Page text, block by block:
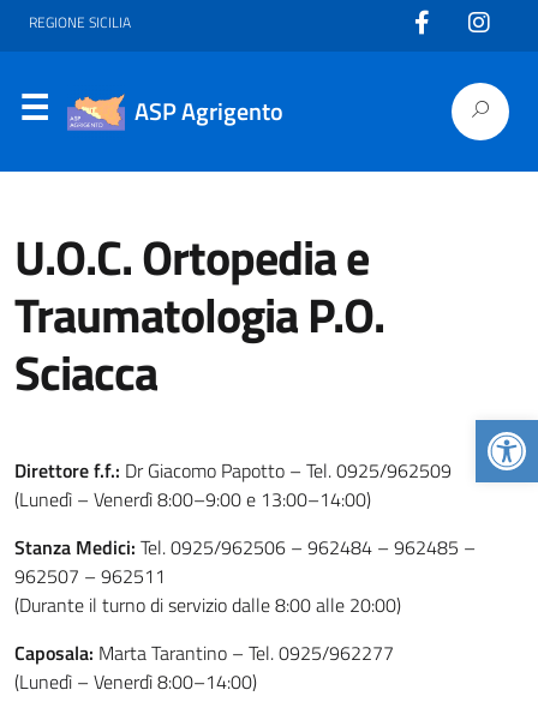
REGIONE SICILIA
ASP Agrigento
U.O.C. Ortopedia e
Traumatologia P.O.
Sciacca
Direttore f.f.: Dr Giacomo Papotto – Tel. 0925/962509
(Lunedì – Venerdì 8:00–9:00 e 13:00–14:00)
Stanza Medici: Tel. 0925/962506 – 962484 – 962485 –
962507 – 962511
(Durante il turno di servizio dalle 8:00 alle 20:00)
Caposala: Marta Tarantino – Tel. 0925/962277
(Lunedì – Venerdì 8:00–14:00)